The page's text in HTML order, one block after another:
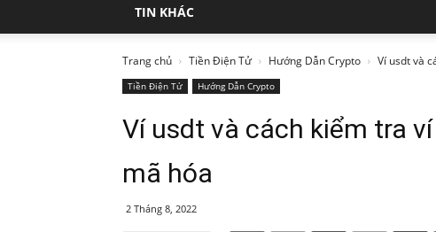
TIN KHÁC
Trang chủ Tiền Điện Tử Hướng Dẫn Crypto Ví usdt và
Tiền Điện Tử Hướng Dẫn Crypto
Ví usdt và cách kiểm tra
mã hóa
2 Tháng 8, 2022